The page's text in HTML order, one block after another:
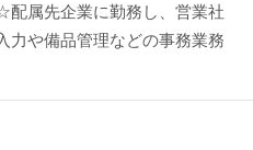
配属先企業に勤務し、営業社
力や備品管理などの事務業務